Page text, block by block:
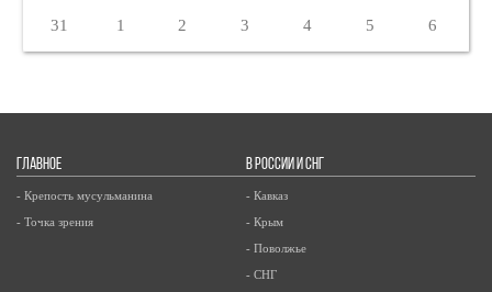
31 1 2 3 4 5 6
ГЛАВНОЕ
- Крепость мусульманина
- Точка зрения
В РОССИИ И СНГ
- Кавказ
- Крым
- Поволжье
- СНГ